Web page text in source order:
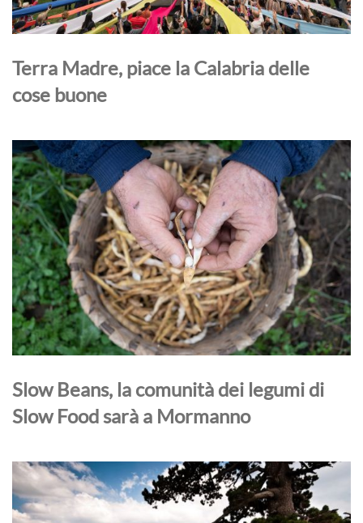
Terra Madre, piace la Calabria delle
cose buone
Slow Beans, la comunità dei legumi di
Slow Food sarà a Mormanno